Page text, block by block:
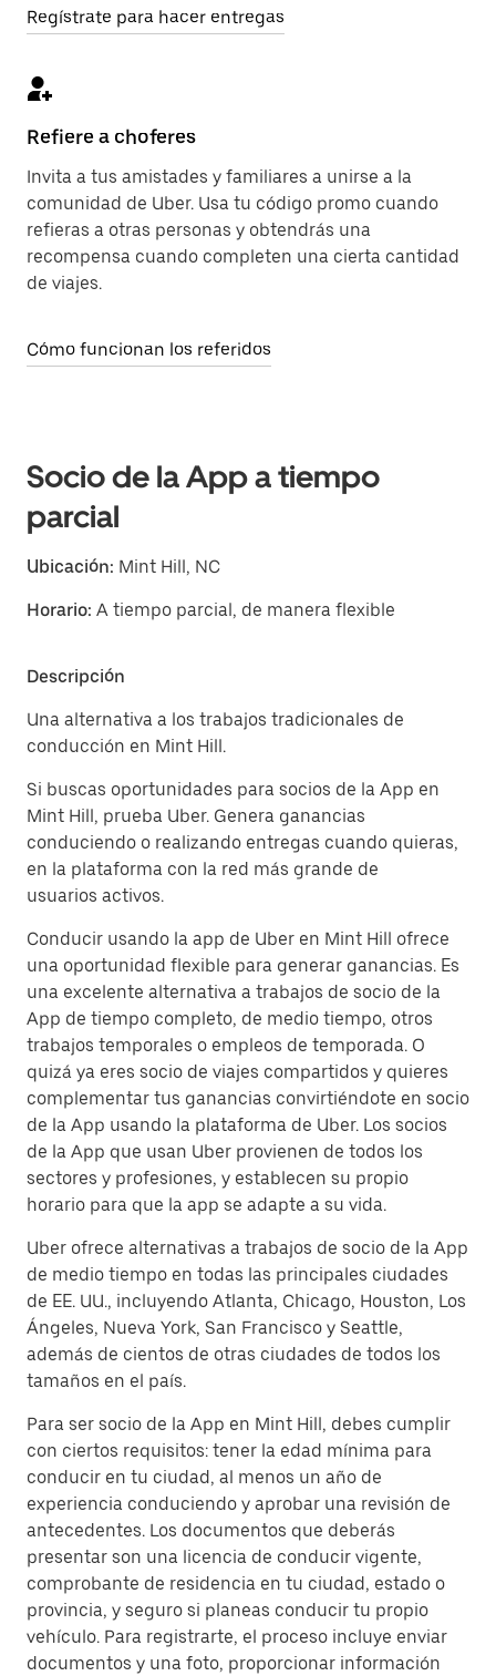
Regístrate para hacer entregas
Refiere a choferes
Invita a tus amistades y familiares a unirse a la
comunidad de Uber. Usa tu código promo cuando
refieras a otras personas y obtendrás una
recompensa cuando completen una cierta cantidad
de viajes.
Cómo funcionan los referidos
Socio de la App a tiempo
parcial
Ubicación: Mint Hill, NC
Horario: A tiempo parcial, de manera flexible
Descripción
Una alternativa a los trabajos tradicionales de
conducción en Mint Hill.
Si buscas oportunidades para socios de la App en
Mint Hill, prueba Uber. Genera ganancias
conduciendo o realizando entregas cuando quieras,
en la plataforma con la red más grande de
usuarios activos.
Conducir usando la app de Uber en Mint Hill ofrece
una oportunidad flexible para generar ganancias. Es
una excelente alternativa a trabajos de socio de la
App de tiempo completo, de medio tiempo, otros
trabajos temporales o empleos de temporada. O
quizá ya eres socio de viajes compartidos y quieres
complementar tus ganancias convirtiéndote en socio
de la App usando la plataforma de Uber. Los socios
de la App que usan Uber provienen de todos los
sectores y profesiones, y establecen su propio
horario para que la app se adapte a su vida.
Uber ofrece alternativas a trabajos de socio de la App
de medio tiempo en todas las principales ciudades
de EE. UU., incluyendo Atlanta, Chicago, Houston, Los
Ángeles, Nueva York, San Francisco y Seattle,
además de cientos de otras ciudades de todos los
tamaños en el país.
Para ser socio de la App en Mint Hill, debes cumplir
con ciertos requisitos: tener la edad mínima para
conducir en tu ciudad, al menos un año de
experiencia conduciendo y aprobar una revisión de
antecedentes. Los documentos que deberás
presentar son una licencia de conducir vigente,
comprobante de residencia en tu ciudad, estado o
provincia, y seguro si planeas conducir tu propio
vehículo. Para registrarte, el proceso incluye enviar
documentos y una foto, proporcionar información